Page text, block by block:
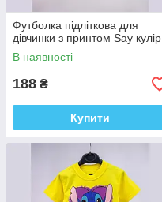
Футболка підліткова для
дівчинки з принтом Say кулір
В наявності
188 ₴
Купити